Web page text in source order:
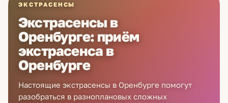
ЭКСТРАСЕНСЫ
Экстрасенсы в
Оренбурге: приём
экстрасенса в
Оренбурге
Настоящие экстрасенсы в Оренбурге помогут
разобраться в разноплановых сложных